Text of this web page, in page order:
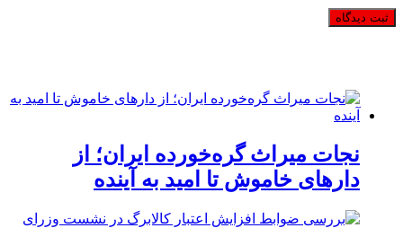
نجات میراث گره‌خورده ایران؛ از
دارهای خاموش تا امید به آینده